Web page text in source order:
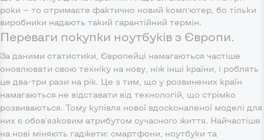
роки — то отримаєте фактично новий комп’ютер, бо тільки
виробники надають такий гарантійний термін.
Переваги покупки ноутбуків з Європи.
За даними статистики, Європейці намагаються частіше
оновлювати свою техніку на нову, ніж інші країни, і роблять
це два-три рази на рік. Це з тим, що у розвинених країн
намагаються не відставати від технологій, що стрімко
розвиваються. Тому купівля нової вдосконаленої моделі для
них є обов'язковим атрибутом сучасного життя. Найчастіше
на нові міняють гаджети: смартфони, ноутбуки та